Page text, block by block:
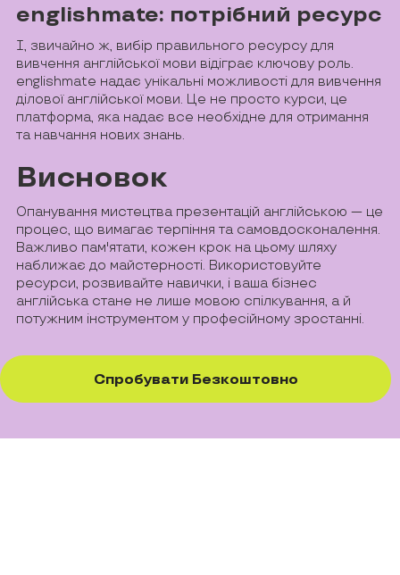
englishmate: потрібний ресурс
І, звичайно ж, вибір правильного ресурсу для
вивчення англійської мови відіграє ключову роль.
englishmate надає унікальні можливості для вивчення
ділової англійської мови. Це не просто курси, це
платформа, яка надає все необхідне для отримання
та навчання нових знань.
Висновок
Опанування мистецтва презентацій англійською — це
процес, що вимагає терпіння та самовдосконалення.
Важливо пам'ятати, кожен крок на цьому шляху
наближає до майстерності. Використовуйте
ресурси, розвивайте навички, і ваша бізнес
англійська стане не лише мовою спілкування, а й
потужним інструментом у професійному зростанні.
Спробувати Безкоштовно